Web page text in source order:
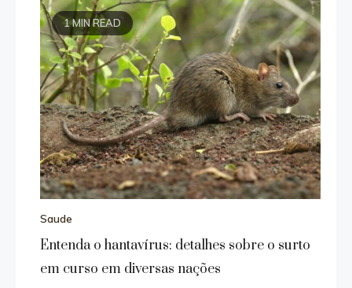
1 MIN READ
Saude
Entenda o hantavírus: detalhes sobre o surto
em curso em diversas nações